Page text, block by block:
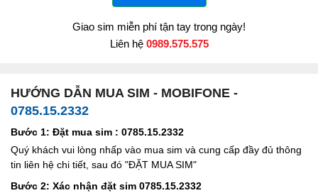
Giao sim miễn phí tận tay trong ngày!
Liên hệ 0989.575.575
HƯỚNG DẪN MUA SIM - MOBIFONE -
0785.15.2332
Bước 1: Đặt mua sim : 0785.15.2332
Quý khách vui lòng nhấp vào mua sim và cung cấp đầy đủ thông
tin liên hệ chi tiết, sau đó "ĐẶT MUA SIM"
Bước 2: Xác nhận đặt sim 0785.15.2332